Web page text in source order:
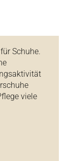
Schuhe.
viele